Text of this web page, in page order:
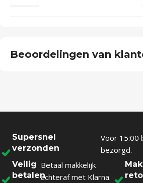
Beoordelingen van
Supersnel
verzonden
Voor 15:00
bezorgd.
Veilig
betalen
Betaal makkelijk
achteraf met Klarna.